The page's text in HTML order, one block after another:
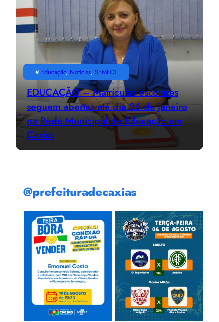
# Educação, Notícias, SEMECT
EDUCAÇÃO – Matrículas escolares
seguem abertas até dia 26 de janeiro
na Rede Municipal de Educação em
Caxias
@prefeituradecaxias